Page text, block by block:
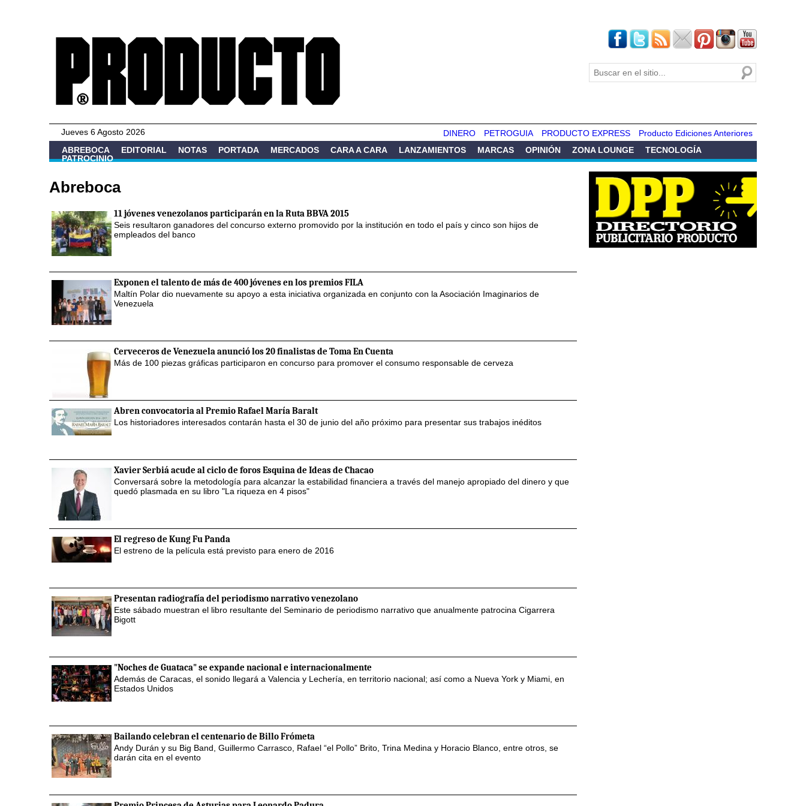
búsqueda
Buscar
Jueves 6 Agosto 2026 Producto Ediciones Anteriores
PRODUCTO EXPRESS
PETROGUIA
DINERO
ABREBOCA
EDITORIAL NOTAS PORTADA MERCADOS CARA A CARA LANZAMIENTOS MARCAS OPINIÓN ZONA LOUNGE
TECNOLOGÍA
PATROCINIO
Abreboca
11 jóvenes venezolanos participarán en la Ruta BBVA 2015
Seis resultaron ganadores del concurso externo promovido por la institución en todo el país y cinco son hijos de
empleados del banco
Exponen el talento de más de 400 jóvenes en los premios FILA
Maltín Polar dio nuevamente su apoyo a esta iniciativa organizada en conjunto con la Asociación Imaginarios de
Venezuela
Cerveceros de Venezuela anunció los 20 finalistas de Toma En Cuenta
Más de 100 piezas gráficas participaron en concurso para promover el consumo responsable de cerveza
Abren convocatoria al Premio Rafael María Baralt
Los historiadores interesados contarán hasta el 30 de junio del año próximo para presentar sus trabajos inéditos
Xavier Serbiá acude al ciclo de foros Esquina de Ideas de Chacao
Conversará sobre la metodología para alcanzar la estabilidad financiera a través del manejo apropiado del dinero y que
quedó plasmada en su libro "La riqueza en 4 pisos"
El regreso de Kung Fu Panda
El estreno de la película está previsto para enero de 2016
Presentan radiografía del periodismo narrativo venezolano
Este sábado muestran el libro resultante del Seminario de periodismo narrativo que anualmente patrocina Cigarrera
Bigott
"Noches de Guataca" se expande nacional e internacionalmente
Además de Caracas, el sonido llegará a Valencia y Lechería, en territorio nacional; así como a Nueva York y Miami, en
Estados Unidos
Bailando celebran el centenario de Billo Frómeta
Andy Durán y su Big Band, Guillermo Carrasco, Rafael “el Pollo” Brito, Trina Medina y Horacio Blanco, entre otros, se
darán cita en el evento